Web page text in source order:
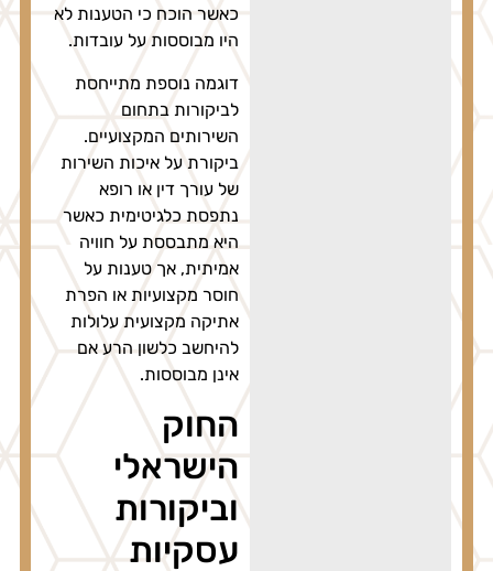
כאשר הוכח כי הטענות לא
היו מבוססות על עובדות.
דוגמה נוספת מתייחסת
לביקורות בתחום
השירותים המקצועיים.
ביקורת על איכות השירות
של עורך דין או רופא
נתפסת כלגיטימית כאשר
היא מתבססת על חוויה
אמיתית, אך טענות על
חוסר מקצועיות או הפרת
אתיקה מקצועית עלולות
להיחשב כלשון הרע אם
אינן מבוססות.
החוק
הישראלי
וביקורות
עסקיות